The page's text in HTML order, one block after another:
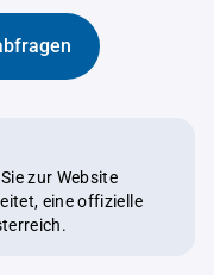
zur Website